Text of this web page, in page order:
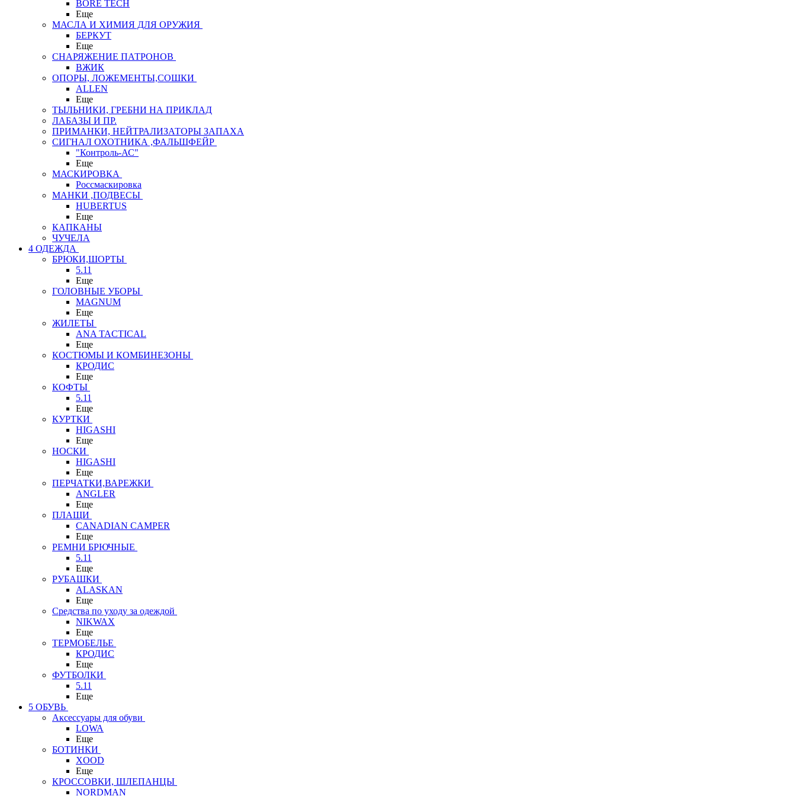
BORE TECH
Еще
МАСЛА И ХИМИЯ ДЛЯ ОРУЖИЯ
БЕРКУТ
Еще
СНАРЯЖЕНИЕ ПАТРОНОВ
ВЖИК
ОПОРЫ, ЛОЖЕМЕНТЫ,СОШКИ
ALLEN
Еще
ТЫЛЬНИКИ, ГРЕБНИ НА ПРИКЛАД
ЛАБАЗЫ И ПР.
ПРИМАНКИ, НЕЙТРАЛИЗАТОРЫ ЗАПАХА
СИГНАЛ ОХОТНИКА ,ФАЛЬШФЕЙР
"Контроль-АС"
Еще
МАСКИРОВКА
Россмаскировка
МАНКИ ,ПОДВЕСЫ
HUBERTUS
Еще
КАПКАНЫ
ЧУЧЕЛА
4 ОДЕЖДА
БРЮКИ,ШОРТЫ
5.11
Еще
ГОЛОВНЫЕ УБОРЫ
MAGNUM
Еще
ЖИЛЕТЫ
ANA TACTICAL
Еще
КОСТЮМЫ И КОМБИНЕЗОНЫ
КРОДИС
Еще
КОФТЫ
5.11
Еще
КУРТКИ
HIGASHI
Еще
НОСКИ
HIGASHI
Еще
ПЕРЧАТКИ,ВАРЕЖКИ
ANGLER
Еще
ПЛАЩИ
CANADIAN CAMPER
Еще
РЕМНИ БРЮЧНЫЕ
5.11
Еще
РУБАШКИ
ALASKAN
Еще
Средства по уходу за одеждой
NIKWAX
Еще
ТЕРМОБЕЛЬЕ
КРОДИС
Еще
ФУТБОЛКИ
5.11
Еще
5 ОБУВЬ
Аксессуары для обуви
LOWA
Еще
БОТИНКИ
XOOD
Еще
КРОССОВКИ, ШЛЕПАНЦЫ
NORDMAN